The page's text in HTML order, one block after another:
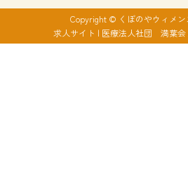
Copyright © くぼのやウィメ
求人サイト | 医療法人社団 満葉会